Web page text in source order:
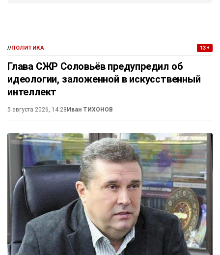
//ПОЛИТИКА 13+
Глава СЖР Соловьёв предупредил об
идеологии, заложенной в искусственный
интеллект
5 августа 2026, 14:28Иван ТИХОНОВ